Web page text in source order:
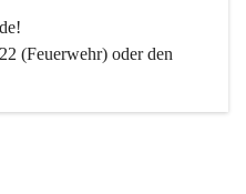
(Feuerwehr) oder den
Feuerwehr!